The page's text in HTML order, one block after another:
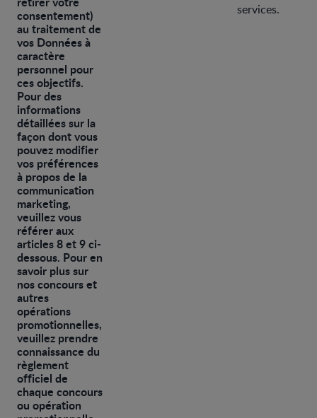
consentement)
au traitement de
vos Données à
caractère
personnel pour
ces objectifs.
Pour des
informations
détaillées sur la
façon dont vous
pouvez modifier
vos préférences
à propos de la
communication
marketing,
veuillez vous
référer aux
articles 8 et 9 ci-
dessous. Pour en
savoir plus sur
nos concours et
autres
opérations
promotionnelles,
veuillez prendre
connaissance du
règlement
officiel de
chaque concours
ou opération
services.